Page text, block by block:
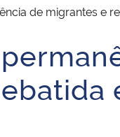
Regional
da União Banco
de migrantes e